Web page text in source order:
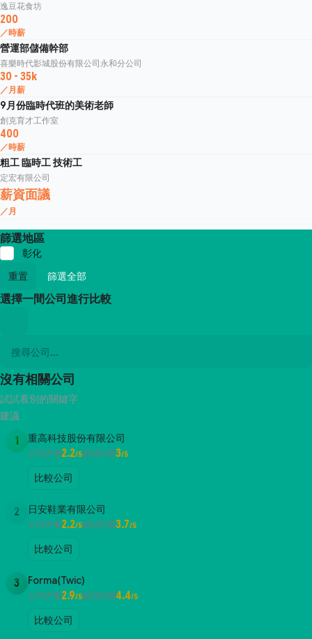
逸豆花食坊
200
／時薪
營運部儲備幹部
喜樂時代影城股份有限公司永和分公司
30 - 35k
／月薪
9月份臨時代班的美術老師
創克育才工作室
400
／時薪
粗工 臨時工 技術工
定宏有限公司
薪資面議
／月
篩選地區
彰化
重置
篩選全部
選擇一間公司進行比較
沒有相關公司
試試看別的關鍵字
建議
1 重高科技股份有限公司
公司評價2.2/5面試評價3/5
比較公司
2 日安鞋業有限公司
公司評價2.2/5面試評價3.7/5
比較公司
3 Forma(Twic)
公司評價2.9/5面試評價4.4/5
比較公司